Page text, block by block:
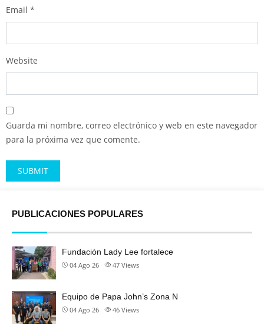
Email *
Website
Guarda mi nombre, correo electrónico y web en este navegador
para la próxima vez que comente.
PUBLICACIONES POPULARES
Fundación Lady Lee fortalece
04 Ago 26 47 Views
Equipo de Papa John’s Zona N
04 Ago 26 46 Views